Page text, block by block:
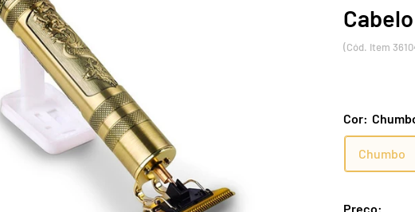
(Cód. Item
Cor:
Chumbo
Preço: